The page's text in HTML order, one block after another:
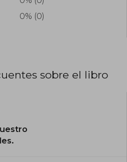
0% (0)
sobre el libro